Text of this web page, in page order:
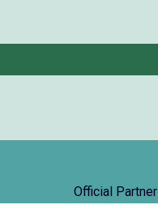
Official Partner